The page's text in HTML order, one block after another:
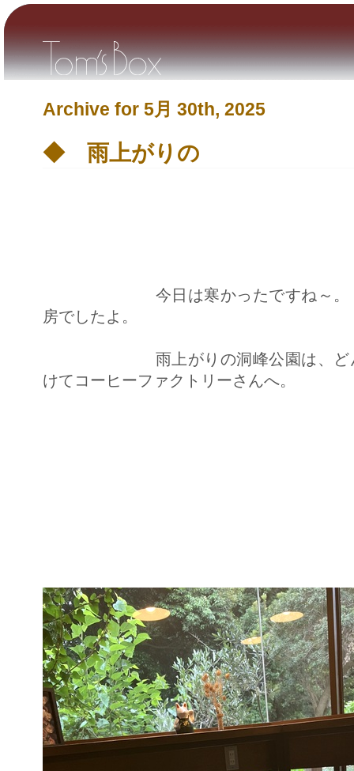
Archive for 5月 30th, 2025
◆ 雨上がりの
今日は寒かったですね～。
房でしたよ。
雨上がりの洞峰公園は、どんな
けてコーヒーファクトリーさんへ。